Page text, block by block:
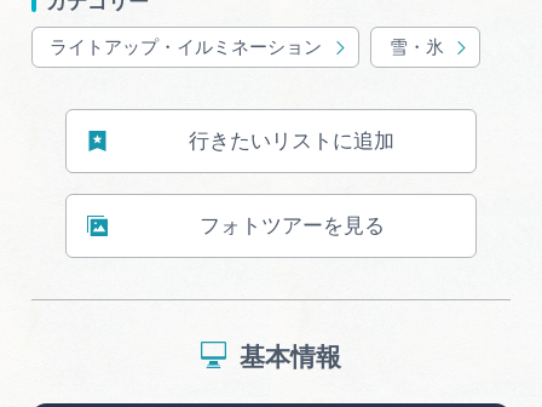
ライトアップ・イルミネーション 雪・氷
行きたいリストに追加
フォトツアーを見る
基本情報